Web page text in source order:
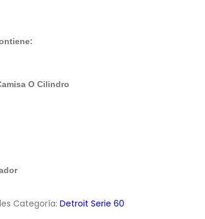
O Cilindro
Categoría: Detroit Serie 60